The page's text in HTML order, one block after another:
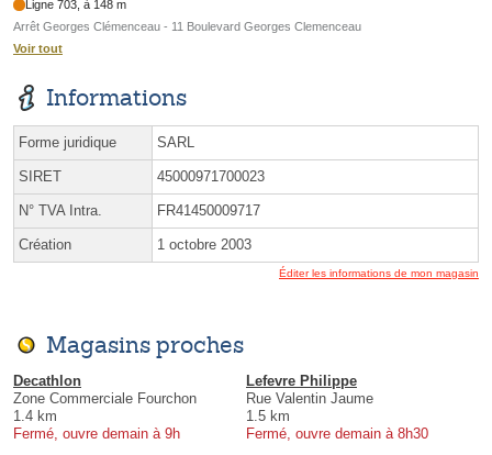
Ligne 703, à 148 m
Arrêt Georges Clémenceau - 11 Boulevard Georges Clemenceau
Voir tout
Informations
Forme juridique SARL
SIRET 45000971700023
N° TVA Intra. FR41450009717
Création 1 octobre 2003
Éditer les informations de mon magasin
Magasins proches
Decathlon
Zone Commerciale Fourchon
1.4 km
Fermé, ouvre demain à 9h
Lefevre Philippe
Rue Valentin Jaume
1.5 km
Fermé, ouvre demain à 8h30